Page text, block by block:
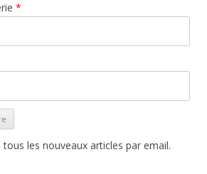
*
les nouveaux articles par email.